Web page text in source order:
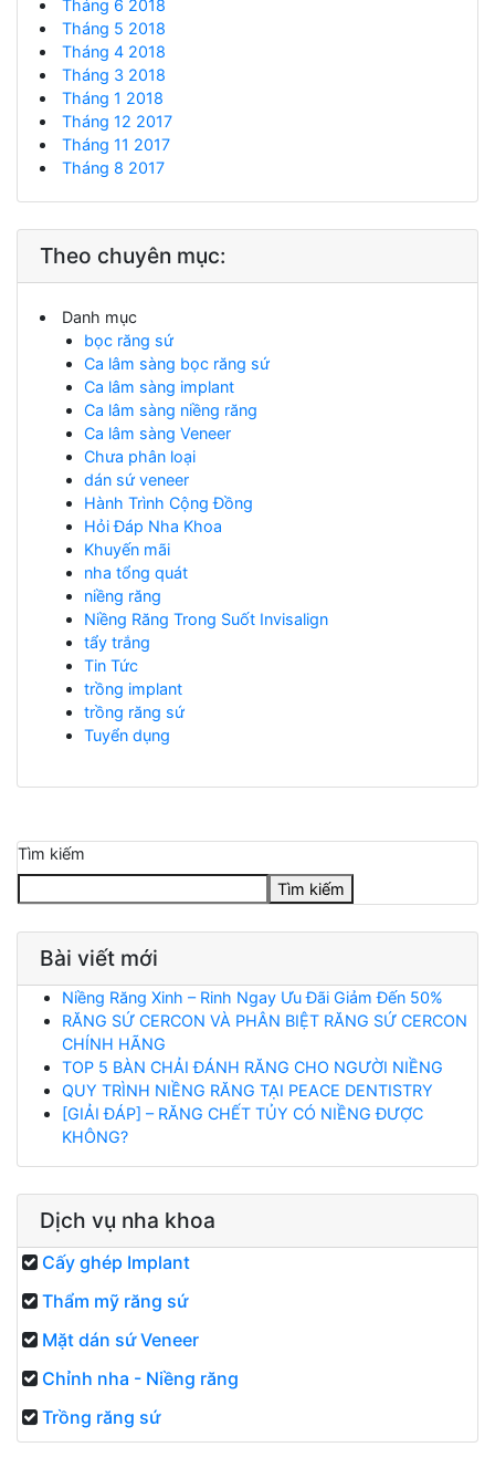
Tháng 6 2018
Tháng 5 2018
Tháng 4 2018
Tháng 3 2018
Tháng 1 2018
Tháng 12 2017
Tháng 11 2017
Tháng 8 2017
Theo chuyên mục:
Danh mục
bọc răng sứ
Ca lâm sàng bọc răng sứ
Ca lâm sàng implant
Ca lâm sàng niềng răng
Ca lâm sàng Veneer
Chưa phân loại
dán sứ veneer
Hành Trình Cộng Đồng
Hỏi Đáp Nha Khoa
Khuyến mãi
nha tổng quát
niềng răng
Niềng Răng Trong Suốt Invisalign
tẩy trắng
Tin Tức
trồng implant
trồng răng sứ
Tuyển dụng
Tìm kiếm
Tìm kiếm
Bài viết mới
Niềng Răng Xinh – Rinh Ngay Ưu Đãi Giảm Đến 50%
RĂNG SỨ CERCON VÀ PHÂN BIỆT RĂNG SỨ CERCON
CHÍNH HÃNG
TOP 5 BÀN CHẢI ĐÁNH RĂNG CHO NGƯỜI NIỀNG
QUY TRÌNH NIỀNG RĂNG TẠI PEACE DENTISTRY
[GIẢI ĐÁP] – RĂNG CHẾT TỦY CÓ NIỀNG ĐƯỢC
KHÔNG?
Dịch vụ nha khoa
Cấy ghép Implant
Thẩm mỹ răng sứ
Mặt dán sứ Veneer
Chỉnh nha - Niềng răng
Trồng răng sứ